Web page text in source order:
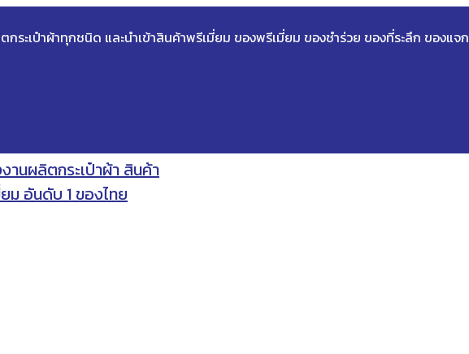
ระเป๋าผ้าทุกชนิด และนำเข้าสินค้าพรีเมี่ยม ของพรีเมี่ยม ของชำร่วย ของที่ระลึก ของแจก